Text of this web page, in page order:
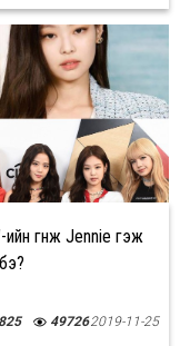
ийн гүнж Jennie гэж
497262019-11-25